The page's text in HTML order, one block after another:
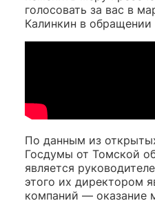
голосовать за вас в
Калинкин в
По данным из
Госдумы от Томской
является
этого их директором
компаний — оказание